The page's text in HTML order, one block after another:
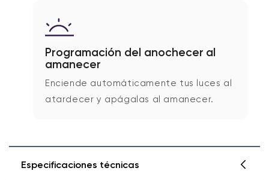
Programación del anochecer al
amanecer
Enciende automáticamente tus luces al
atardecer y apágalas al amanecer.
Especificaciones técnicas